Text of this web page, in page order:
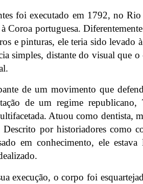
foi executado em 1792, no Rio
Coroa portuguesa.
e pinturas, ele teria sido levado
simples, distante do visual que
de um movimento que
de um regime republicano,
Atuou como dentista,
Descrito por historiadores como
em conhecimento, ele
execução, o corpo foi